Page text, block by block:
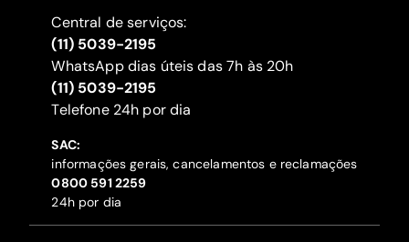
Central de serviços:
(11) 5039-2195
WhatsApp dias úteis das 7h às 20h
(11) 5039-2195
‍Telefone 24h por dia
SAC:
informações gerais, cancelamentos e reclamações
‍0800 591 2259
24h por dia